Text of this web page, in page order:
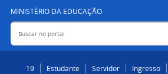
MINISTÉRIO DA EDUCAÇÃO
Buscar no portal
19
Estudante Servidor Ingresso